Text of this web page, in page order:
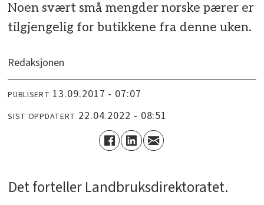
Noen svært små mengder norske pærer er
tilgjengelig for butikkene fra denne uken.
Redaksjonen
PUBLISERT 13.09.2017 - 07:07
SIST OPPDATERT 22.04.2022 - 08:51
Det forteller Landbruksdirektoratet.